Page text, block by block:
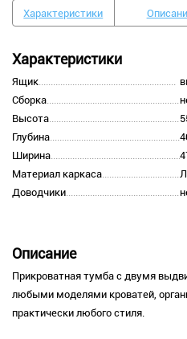
Характеристики
Характеристики
Ящик
Сборка
Высота
Глубина
Ширина
Материал каркаса
Доводчики
Описание
Прикроватная тумба с двумя
любыми моделями кроватей,
практически любого стиля.